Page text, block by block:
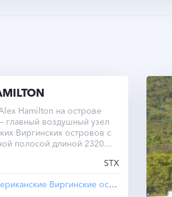
Hamilton на острове
главный воздушный узел
Виргинских островов с
полосой длиной 2320
STX
Американские Виргинские острова St